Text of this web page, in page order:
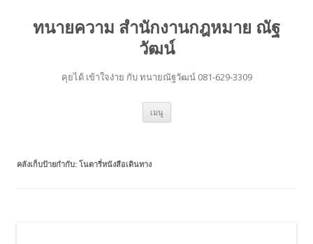
ทนายความ สำนักงานกฎหมาย ณัฐ
วัฒน์
คุยได้ เข้าใจง่าย กับ ทนายณัฐวัฒน์ 081-629-3309
เมนู ข้าม
ยัง
คลังเก็บป้ายกำกับ: โนตารี่หนังสือเดินทาง